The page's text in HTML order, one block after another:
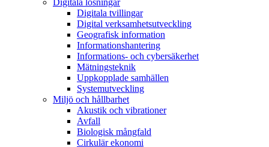
Digitala lösningar
Digitala tvillingar
Digital verksamhetsutveckling
Geografisk information
Informationshantering
Informations- och cybersäkerhet
Mätningsteknik
Uppkopplade samhällen
Systemutveckling
Miljö och hållbarhet
Akustik och vibrationer
Avfall
Biologisk mångfald
Cirkulär ekonomi